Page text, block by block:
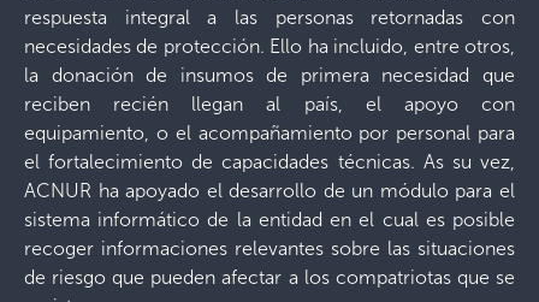
respuesta integral a las personas retornadas con
necesidades de protección. Ello ha incluido, entre otros,
la donación de insumos de primera necesidad que
reciben recién llegan al país, el apoyo con
equipamiento, o el acompañamiento por personal para
el fortalecimiento de capacidades técnicas. As su vez,
ACNUR ha apoyado el desarrollo de un módulo para el
sistema informático de la entidad en el cual es posible
recoger informaciones relevantes sobre las situaciones
de riesgo que pueden afectar a los compatriotas que se